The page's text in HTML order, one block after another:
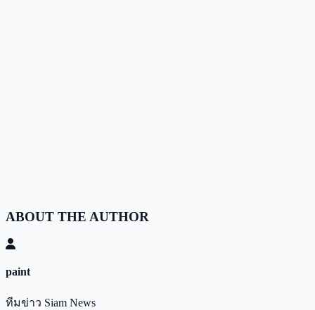
ABOUT THE AUTHOR
paint
ทีมข่าว Siam News